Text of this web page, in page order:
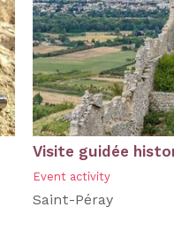
Visite guidée
Event activity
Saint-Péray